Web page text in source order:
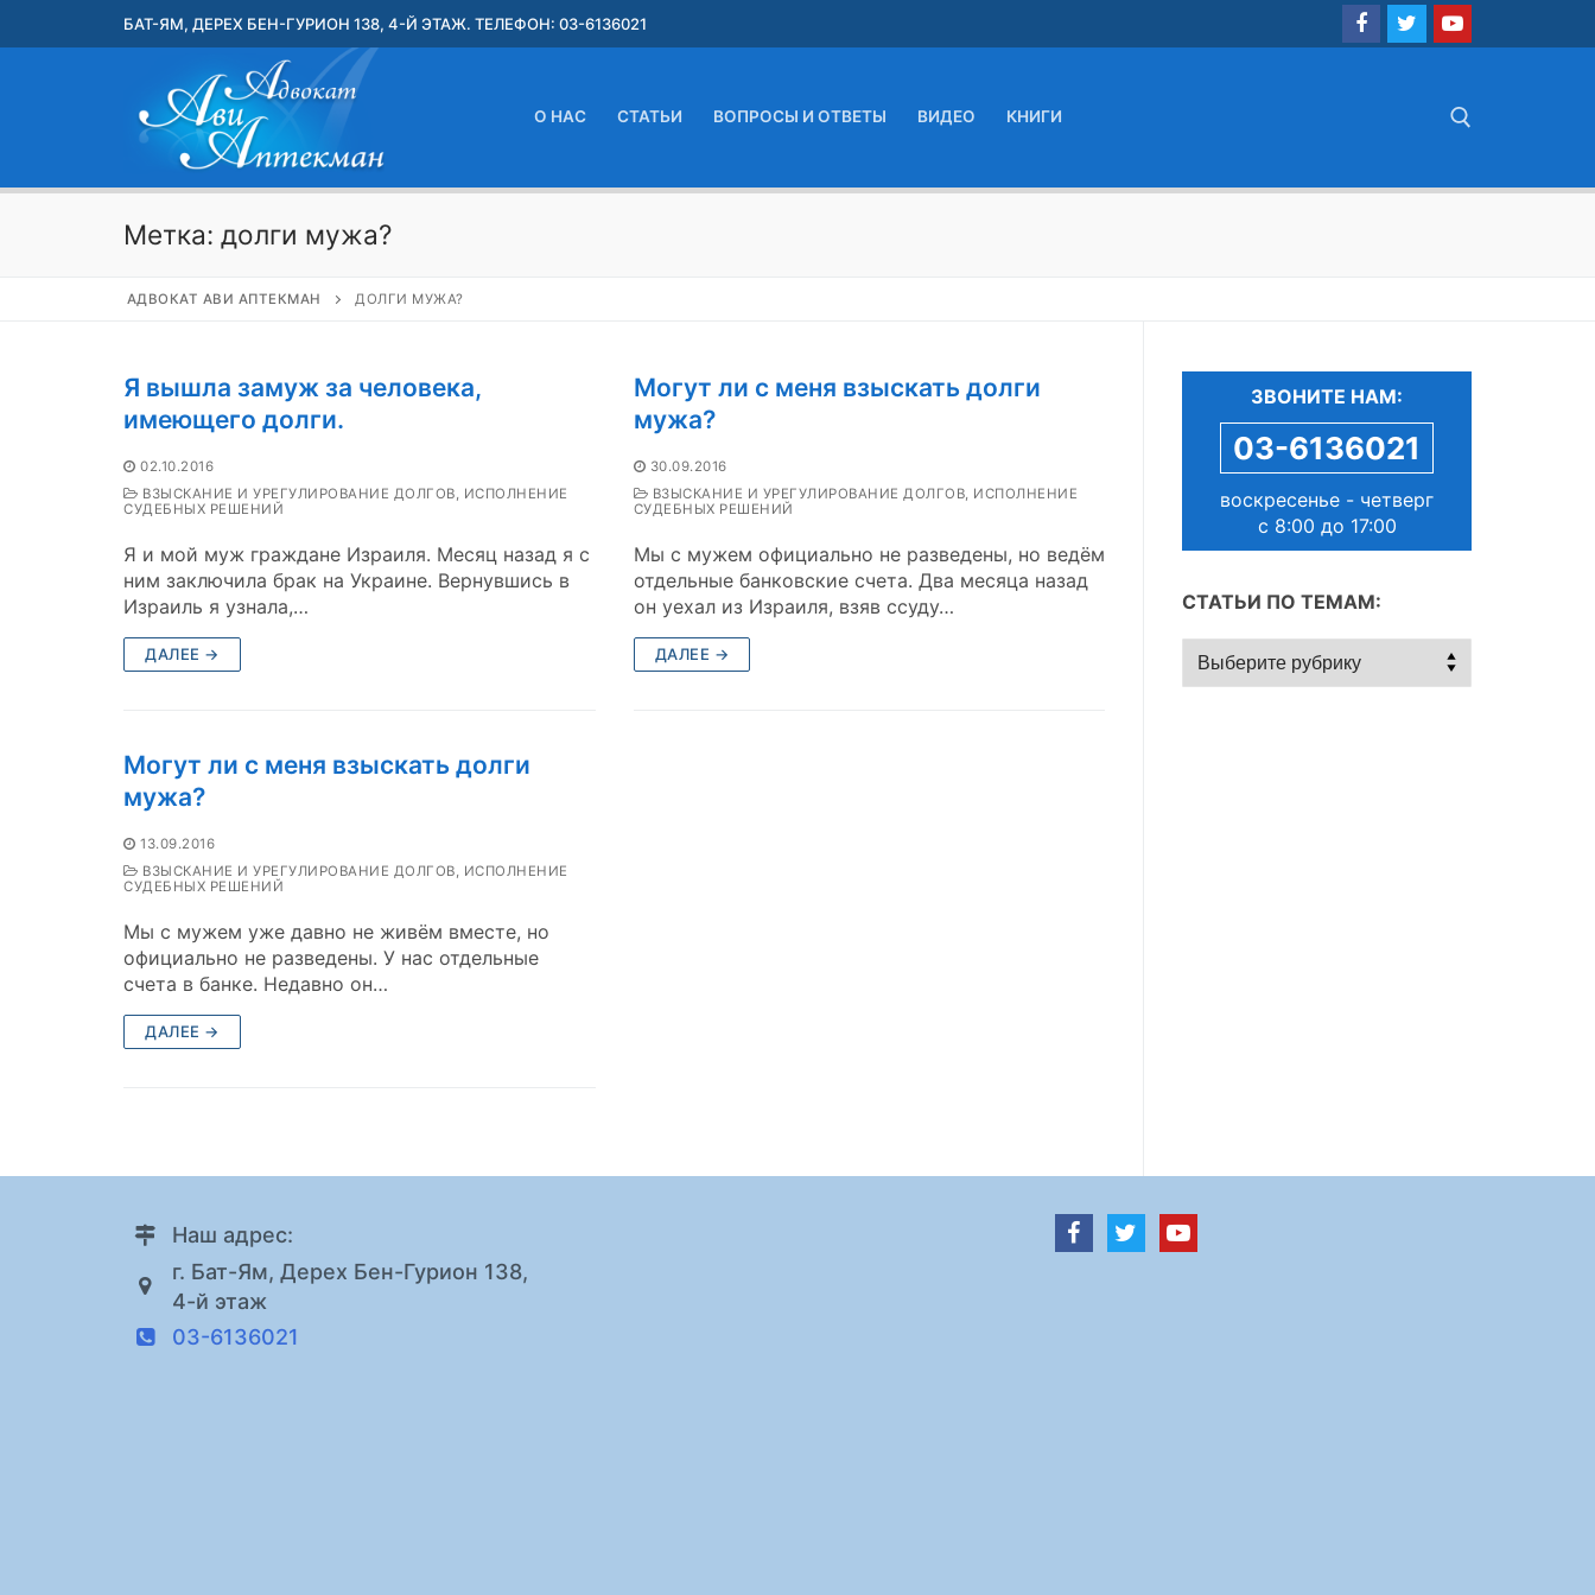
БАТ-ЯМ, ДЕРЕХ БЕН-ГУРИОН 138, 4-Й ЭТАЖ. ТЕЛЕФОН: 03-6136021
О НАС СТАТЬИ ВОПРОСЫ И ОТВЕТЫ ВИДЕО КНИГИ
Метка: долги мужа?
АДВОКАТ АВИ АПТЕКМАН ДОЛГИ МУЖА?
Я вышла замуж за человека,
имеющего долги.
02.10.2016
ВЗЫСКАНИЕ И УРЕГУЛИРОВАНИЕ ДОЛГОВ, ИСПОЛНЕНИЕ
СУДЕБНЫХ РЕШЕНИЙ
Я и мой муж граждане Израиля. Месяц назад я с
ним заключила брак на Украине. Вернувшись в
Израиль я узнала,…
ДАЛЕЕ →
Могут ли с меня взыскать долги
мужа?
30.09.2016
ВЗЫСКАНИЕ И УРЕГУЛИРОВАНИЕ ДОЛГОВ, ИСПОЛНЕНИЕ
СУДЕБНЫХ РЕШЕНИЙ
Мы с мужем официально не разведены, но ведём
отдельные банковские счета. Два месяца назад
он уехал из Израиля, взяв ссуду…
ДАЛЕЕ →
Могут ли с меня взыскать долги
мужа?
13.09.2016
ВЗЫСКАНИЕ И УРЕГУЛИРОВАНИЕ ДОЛГОВ, ИСПОЛНЕНИЕ
СУДЕБНЫХ РЕШЕНИЙ
Мы с мужем уже давно не живём вместе, но
официально не разведены. У нас отдельные
счета в банке. Недавно он…
ДАЛЕЕ →
ЗВОНИТЕ НАМ:
03-6136021
воскресенье - четверг
с 8:00 до 17:00
СТАТЬИ ПО ТЕМАМ:
Статьи
по
Наш адрес:
г. Бат-Ям, Дерех Бен-Гурион 138,
4-й этаж
03-6136021